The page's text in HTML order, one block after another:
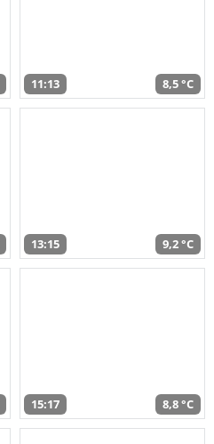
11:13 8,5 °C
13:15 9,2 °C
15:17 8,8 °C